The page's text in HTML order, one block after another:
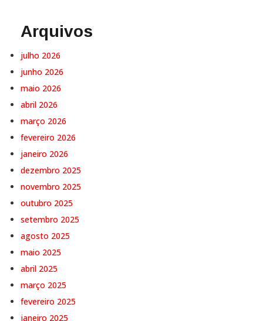
Arquivos
julho 2026
junho 2026
maio 2026
abril 2026
março 2026
fevereiro 2026
janeiro 2026
dezembro 2025
novembro 2025
outubro 2025
setembro 2025
agosto 2025
maio 2025
abril 2025
março 2025
fevereiro 2025
janeiro 2025